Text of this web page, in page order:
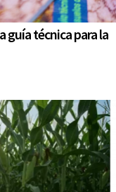
guía técnica para la